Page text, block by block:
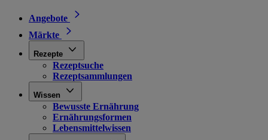
Angebote
Märkte
Rezepte
Rezeptsuche
Rezeptsammlungen
Wissen
Bewusste Ernährung
Ernährungsformen
Lebensmittelwissen